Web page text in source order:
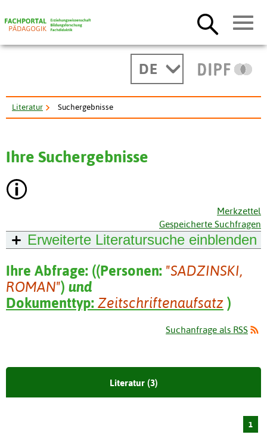
DE
Literatur Suchergebnisse
Ihre Suchergebnisse
Merkzettel
Gespeicherte Suchfragen
Erweiterte Literatursuche einblenden
Ihre Abfrage: ((Personen: "SADZINSKI,
ROMAN") und
Dokumenttyp: Zeitschriftenaufsatz )
Suchanfrage als RSS
Literatur (3)
1